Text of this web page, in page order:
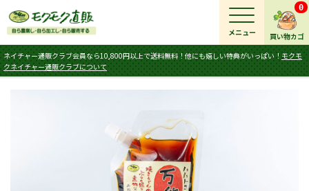
買い物カゴ
0
ネイチャー通販クラブ会員なら10,800円以上で送料無料！他にも嬉しい特典がいっぱい！ モクモ
クネイチャー通販クラブについて
メニュー